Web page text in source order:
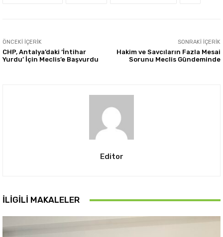
ÖNCEKI İÇERIK
CHP, Antalya’daki ‘İntihar
Yurdu’ İçin Meclis’e Başvurdu
SONRAKI İÇERIK
Hakim ve Savcıların Fazla Mesai
Sorunu Meclis Gündeminde
Editor
İLIGILI MAKALELER